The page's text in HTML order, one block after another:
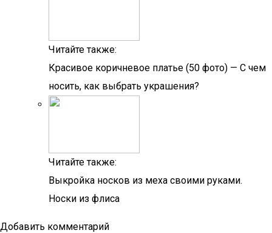
Читайте также:
Красивое коричневое платье (50 фото) — С чем
носить, как выбрать украшения?
Читайте также:
Выкройка носков из меха своими руками.
Носки из флиса
Добавить комментарий